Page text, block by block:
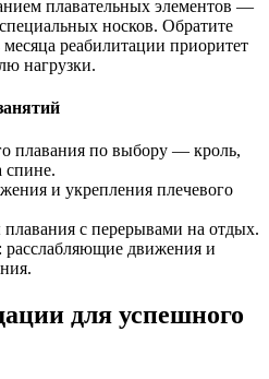
плавательных элементов —
носков. Обратите
реабилитации приоритет
нагрузки.
плавания по выбору — кроль,
спине.
и укрепления плечевого
с перерывами на отдых.
расслабляющие движения и
для успешного